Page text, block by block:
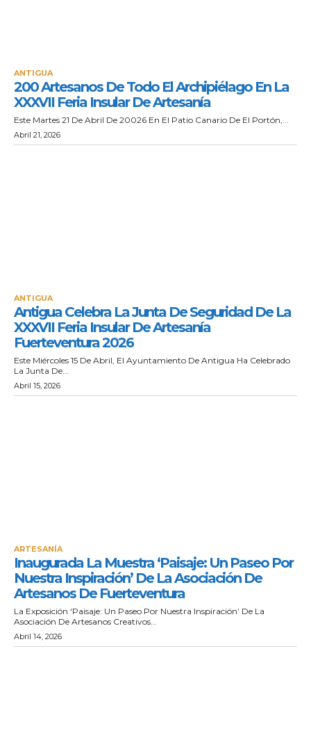
ANTIGUA
200 Artesanos De Todo El Archipiélago En La
XXXVII Feria Insular De Artesanía
Este Martes 21 De Abril De 20026 En El Patio Canario De El Portón,...
Abril 21, 2026
ANTIGUA
Antigua Celebra La Junta De Seguridad De La
XXXVII Feria Insular De Artesanía
Fuerteventura 2026
Este Miércoles 15 De Abril, El Ayuntamiento De Antigua Ha Celebrado
La Junta De...
Abril 15, 2026
ARTESANÍA
Inaugurada La Muestra ‘Paisaje: Un Paseo Por
Nuestra Inspiración’ De La Asociación De
Artesanos De Fuerteventura
La Exposición ‘Paisaje: Un Paseo Por Nuestra Inspiración’ De La
Asociación De Artesanos Creativos...
Abril 14, 2026